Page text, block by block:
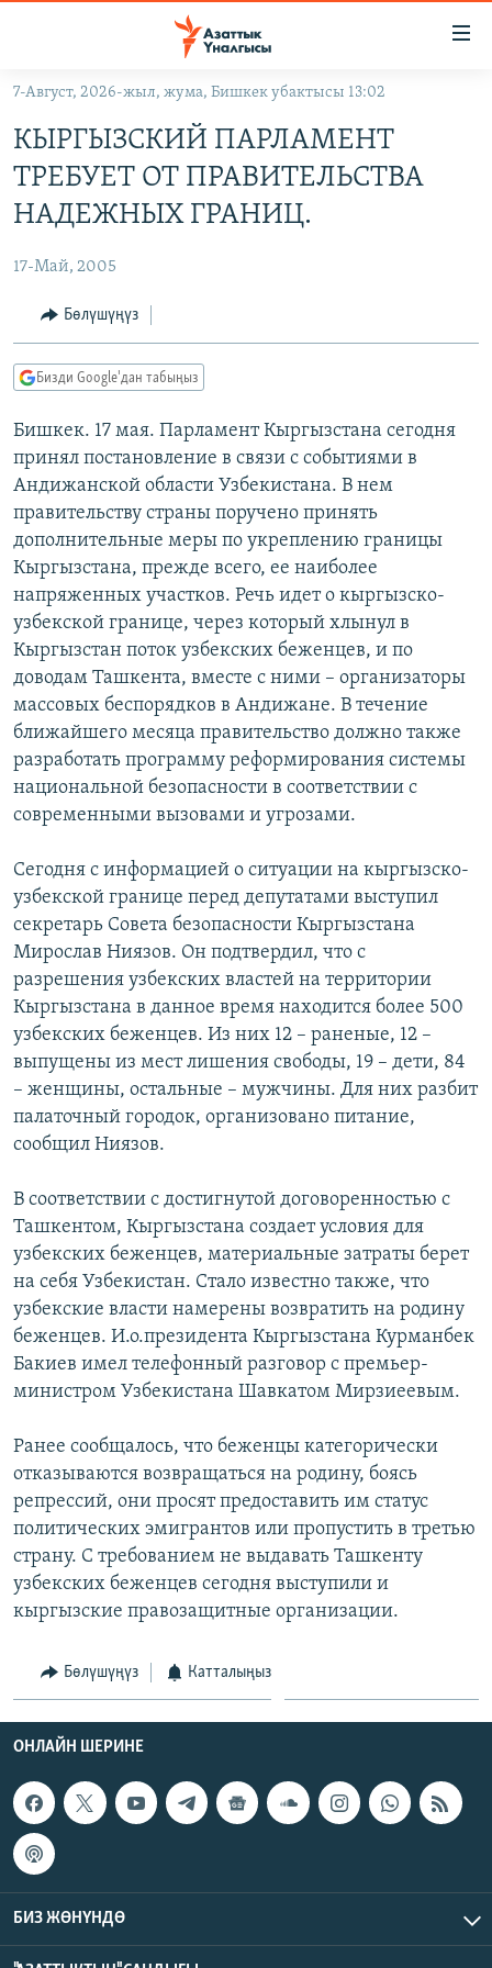
Навигацияга
өтүңүз
салыңыз
ЭКОНОМИКА
МАДАНИЯТ
БОРБОР АЗИЯ
УКРАИНА
АТАЙЫН ИЛИКТӨӨ
ТВ ПРОГРАММАЛАР
ЭКСПЕРТТЕР ТАЛДАЙТ
БИЗ ЖАНА ДҮЙНӨ
ЭЖЕ-СИҢДИЛЕР
ЫҢГАЙСЫЗ СУРООЛОР
ӨЗГӨЧӨ ПИКИР
Русский
ОНЛАЙН ШЕРИНЕ
ЭЕ/АРнун бардык сайттары
7-Август, 2026-жыл, жума, Бишкек убактысы 13:02
КЫРГЫЗСКИЙ ПАРЛАМЕНТ
ТРЕБУЕТ ОТ ПРАВИТЕЛЬСТВА
НАДЕЖНЫХ ГРАНИЦ.
17-Май, 2005
Бөлүшүңүз
Бизди Google'дан табыңыз
Бишкек. 17 мая. Парламент Кыргызстана сегодня
принял постановление в связи с событиями в
Андижанской области Узбекистана. В нем
правительству страны поручено принять
дополнительные меры по укреплению границы
Кыргызстана, прежде всего, ее наиболее
напряженных участков. Речь идет о кыргызско-
узбекской границе, через который хлынул в
Кыргызстан поток узбекских беженцев, и по
доводам Ташкента, вместе с ними – организаторы
массовых беспорядков в Андижане. В течение
ближайшего месяца правительство должно также
разработать программу реформирования системы
национальной безопасности в соответствии с
современными вызовами и угрозами.
Сегодня с информацией о ситуации на кыргызско-
узбекской границе перед депутатами выступил
секретарь Совета безопасности Кыргызстана
Мирослав Ниязов. Он подтвердил, что с
разрешения узбекских властей на территории
Кыргызстана в данное время находится более 500
узбекских беженцев. Из них 12 – раненые, 12 –
выпущены из мест лишения свободы, 19 – дети, 84
– женщины, остальные – мужчины. Для них разбит
палаточный городок, организовано питание,
сообщил Ниязов.
В соответствии с достигнутой договоренностью с
Ташкентом, Кыргызстана создает условия для
узбекских беженцев, материальные затраты берет
на себя Узбекистан. Стало известно также, что
узбекские власти намерены возвратить на родину
беженцев. И.о.президента Кыргызстана Курманбек
Бакиев имел телефонный разговор с премьер-
министром Узбекистана Шавкатом Мирзиеевым.
Ранее сообщалось, что беженцы категорически
отказываются возвращаться на родину, боясь
репрессий, они просят предоставить им статус
политических эмигрантов или пропустить в третью
страну. С требованием не выдавать Ташкенту
узбекских беженцев сегодня выступили и
кыргызские правозащитные организации.
Бөлүшүңүз Катталыңыз
ОНЛАЙН ШЕРИНЕ
БИЗ ЖӨНҮНДӨ